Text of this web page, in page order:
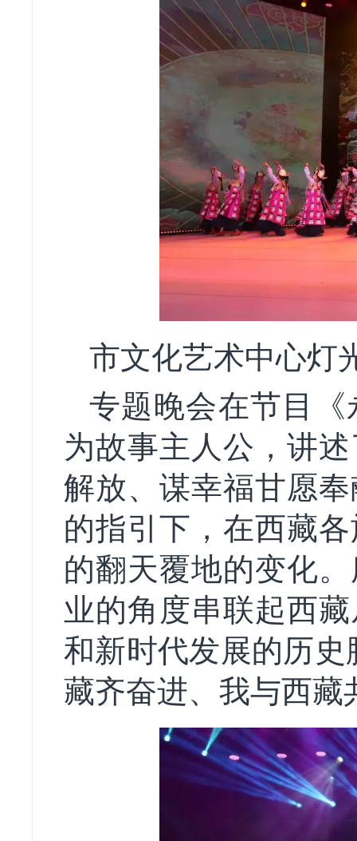
市文化艺术中心灯
专题晚会在节目
为故事主人公，讲
解放、谋幸福甘愿
的指引下，在西藏
的翻天覆地的变化
业的角度串联起西
和新时代发展的历
藏齐奋进、我与西藏